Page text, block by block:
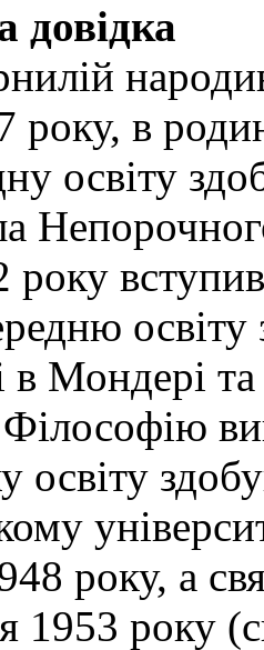
довідка
року, в
освіту
року
освіту
в Мондері
освіту
року, а
1953 року